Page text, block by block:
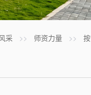
采 >> 师资力量 >>